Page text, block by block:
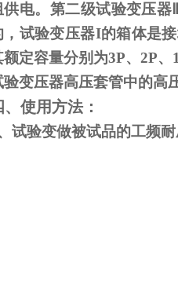
供电。第二级试验变压
，试验变压器I的箱体是
额定容量分别为3P、2P、
验变压器高压套管中的高
、使用方法：
试验变做被试品的工频